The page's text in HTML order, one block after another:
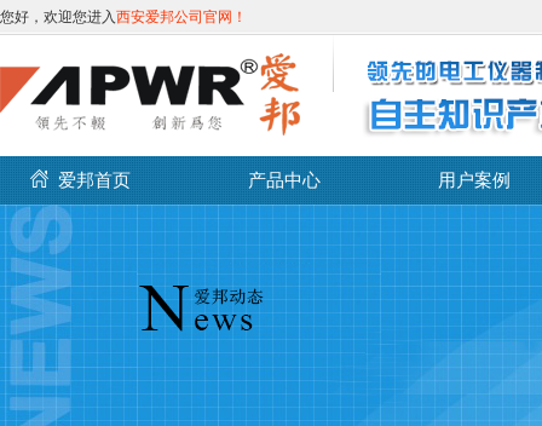
您好，欢迎您进入西安爱邦公司官网！
爱邦首页 产品中心 用户案例